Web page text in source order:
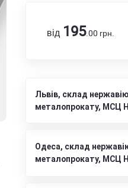
від 195.00 грн.
Львів, склад
металопрокату, МСЦ
Одеса, склад
металопрокату, МСЦ